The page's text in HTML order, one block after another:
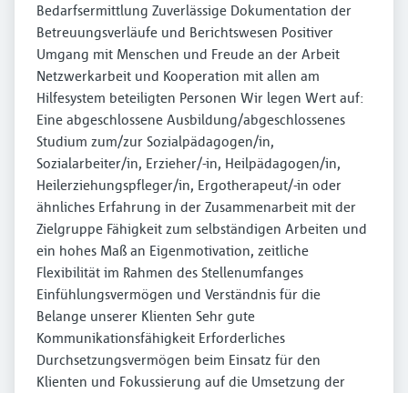
Bedarfsermittlung Zuverlässige Dokumentation der
Betreuungsverläufe und Berichtswesen Positiver
Umgang mit Menschen und Freude an der Arbeit
Netzwerkarbeit und Kooperation mit allen am
Hilfesystem beteiligten Personen Wir legen Wert auf:
Eine abgeschlossene Ausbildung/abgeschlossenes
Studium zum/zur Sozialpädagogen/in,
Sozialarbeiter/in, Erzieher/-in, Heilpädagogen/in,
Heilerziehungspfleger/in, Ergotherapeut/-in oder
ähnliches Erfahrung in der Zusammenarbeit mit der
Zielgruppe Fähigkeit zum selbständigen Arbeiten und
ein hohes Maß an Eigenmotivation, zeitliche
Flexibilität im Rahmen des Stellenumfanges
Einfühlungsvermögen und Verständnis für die
Belange unserer Klienten Sehr gute
Kommunikationsfähigkeit Erforderliches
Durchsetzungsvermögen beim Einsatz für den
Klienten und Fokussierung auf die Umsetzung der